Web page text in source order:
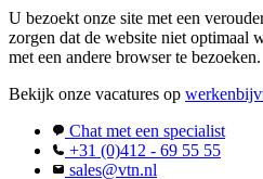
U bezoekt onze site met een
zorgen dat de website niet optimaal
met een andere browser te bezoeken.
Bekijk onze vacatures op
Chat met een specialist
+31 (0)412 - 69 55 55
sales@vtn.nl